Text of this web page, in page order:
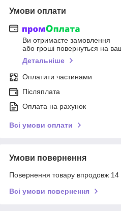
Умови оплати
Ви отримаєте замовлення
або гроші повернуться на
Детальніше
Оплатити частинами
Післяплата
Оплата на рахунок
Всі умови оплати
Умови повернення
Повернення товару впродовж 14
Всі умови повернення